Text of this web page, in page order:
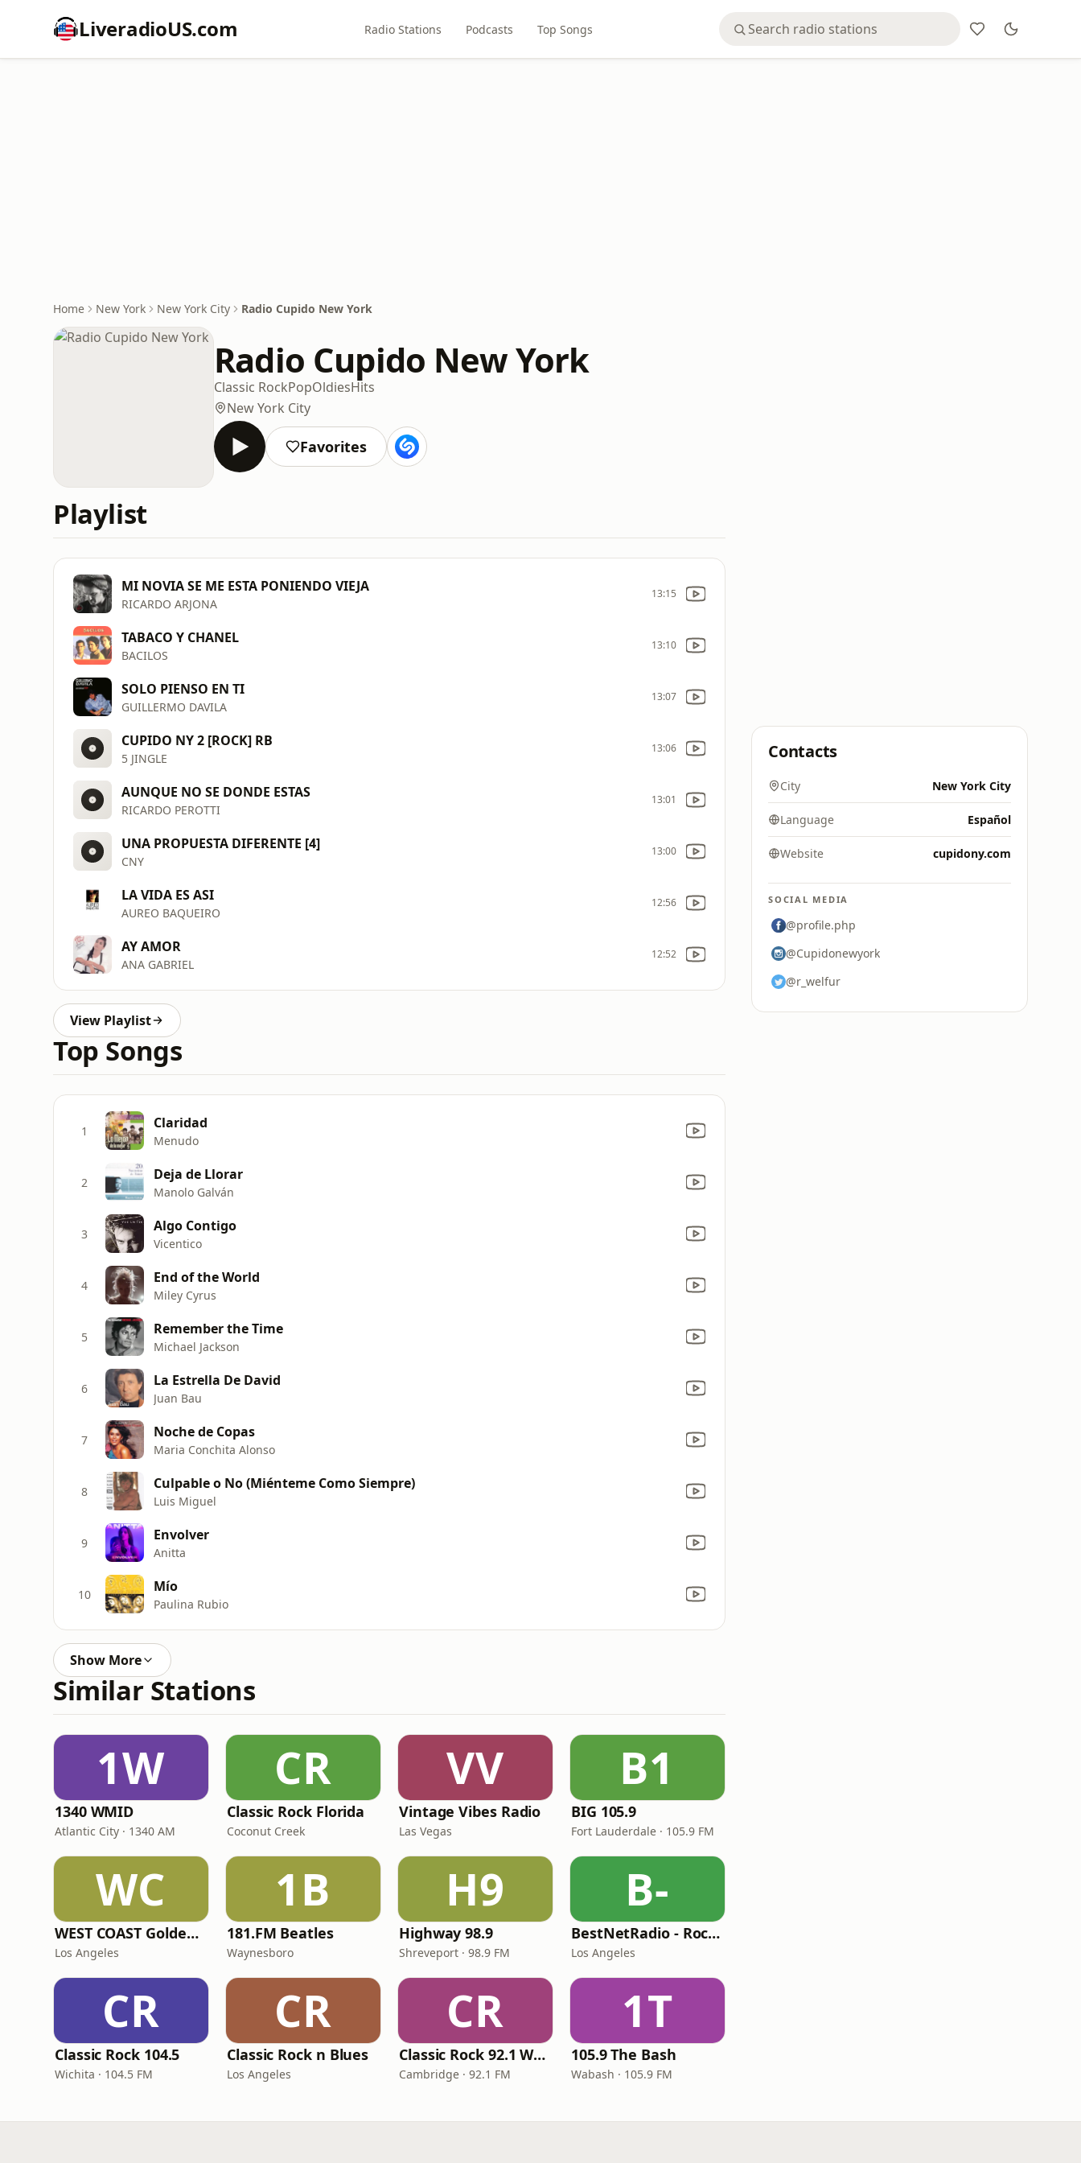
LiveradioUS.com Radio Stations Podcasts Top Songs
Home New York New York City Radio Cupido New York
Radio Cupido New York
Classic RockPopOldiesHits
New York City
Favorites
Playlist
MI NOVIA SE ME ESTA PONIENDO VIEJA
RICARDO ARJONA
13:15
TABACO Y CHANEL
BACILOS
13:10
SOLO PIENSO EN TI
GUILLERMO DAVILA
13:07
CUPIDO NY 2 [ROCK] RB
5 JINGLE
13:06
AUNQUE NO SE DONDE ESTAS
RICARDO PEROTTI
13:01
UNA PROPUESTA DIFERENTE [4]
CNY
13:00
LA VIDA ES ASI
AUREO BAQUEIRO
12:56
AY AMOR
ANA GABRIEL
12:52
View Playlist
Top Songs
1 Claridad
Menudo
2 Deja de Llorar
Manolo Galván
3 Algo Contigo
Vicentico
4 End of the World
Miley Cyrus
5 Remember the Time
Michael Jackson
6 La Estrella De David
Juan Bau
7 Noche de Copas
Maria Conchita Alonso
8 Culpable o No (Miénteme Como Siempre)
Luis Miguel
9 Envolver
Anitta
10 Mío
Paulina Rubio
Show More
Similar Stations
1W
1340 WMID
Atlantic City · 1340 AM
CR
Classic Rock Florida
Coconut Creek
VV
Vintage Vibes Radio
Las Vegas
B1
BIG 105.9
Fort Lauderdale · 105.9 FM
WC
WEST COAST Golden Radio
Los Angeles
1B
181.FM Beatles
Waynesboro
H9
Highway 98.9
Shreveport · 98.9 FM
B-
BestNetRadio - Rock Rewind
Los Angeles
CR
Classic Rock 104.5
Wichita · 104.5 FM
CR
Classic Rock n Blues
Los Angeles
CR
Classic Rock 92.1 WBIK
Cambridge · 92.1 FM
1T
105.9 The Bash
Wabash · 105.9 FM
Contacts
City New York City
Language Español
Website cupidony.com
SOCIAL MEDIA
@profile.php
@Cupidonewyork
@r_welfur